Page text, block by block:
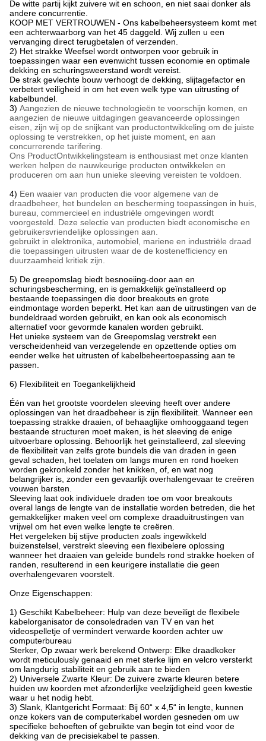
De witte partij kijkt zuivere wit en schoon, en niet saai donker als
andere concurrentie.
KOOP MET VERTROUWEN - Ons kabelbeheersysteem komt met
een achterwaarborg van het 45 daggeld. Wij zullen u een
vervanging direct terugbetalen of verzenden.
2) Het strakke Weefsel wordt ontworpen voor gebruik in
toepassingen waar een evenwicht tussen economie en optimale
dekking en schuringsweerstand wordt vereist.
De strak gevlechte bouw verhoogt de dekking, slijtagefactor en
verbetert veiligheid in om het even welk type van uitrusting of
kabelbundel.
3) Aangezien de nieuwe technologieën te voorschijn komen, en
aangezien de nieuwe uitdagingen geavanceerde oplossingen
eisen, zijn wij op de snijkant van productontwikkeling om de juiste
oplossing te verstrekken, op het juiste moment, en aan
concurrerende tarifering.
Ons ProductOntwikkelingsteam is enthousiast met onze klanten
werken helpen de nauwkeurige producten ontwikkelen en
produceren om aan hun unieke sleeving vereisten te voldoen.
4) Een waaier van producten die voor algemene van de
draadbeheer, het bundelen en bescherming toepassingen in huis,
bureau, commercieel en industriële omgevingen wordt
voorgesteld. Deze selectie van producten biedt economische en
gebruikersvriendelijke oplossingen aan.
gebruikt in elektronika, automobiel, mariene en industriële draad
die toepassingen uitrusten waar de de kostenefficiency en
duurzaamheid kritiek zijn.
5) De greepomslag biedt besnoeiing-door aan en
schuringsbescherming, en is gemakkelijk geïnstalleerd op
bestaande toepassingen die door breakouts en grote
eindmontage worden beperkt. Het kan aan de uitrustingen van de
bundeldraad worden gebruikt, en kan ook als economisch
alternatief voor gevormde kanalen worden gebruikt.
Het unieke systeem van de Greepomslag verstrekt een
verscheidenheid van verzegelende en opzettende opties om
eender welke het uitrusten of kabelbeheertoepassing aan te
passen.
6) Flexibiliteit en Toegankelijkheid
Één van het grootste voordelen sleeving heeft over andere
oplossingen van het draadbeheer is zijn flexibiliteit. Wanneer een
toepassing strakke draaien, of behaaglijke omhooggaand tegen
bestaande structuren moet maken, is het sleeving de enige
uitvoerbare oplossing. Behoorlijk het geïnstalleerd, zal sleeving
de flexibiliteit van zelfs grote bundels die van draden in geen
geval schaden, het toelaten om langs muren en rond hoeken
worden gekronkeld zonder het knikken, of, en wat nog
belangrijker is, zonder een gevaarlijk overhalengevaar te creëren
vouwen barsten.
Sleeving laat ook individuele draden toe om voor breakouts
overal langs de lengte van de installatie worden betreden, die het
gemakkelijker maken veel om complexe draaduitrustingen van
vrijwel om het even welke lengte te creëren.
Het vergeleken bij stijve producten zoals ingewikkeld
buizenstelsel, verstrekt sleeving een flexibelere oplossing
wanneer het draaien van geleide bundels rond strakke hoeken of
randen, resulterend in een keurigere installatie die geen
overhalengevaren voorstelt.
Onze Eigenschappen:
1) Geschikt Kabelbeheer: Hulp van deze beveiligt de flexibele
kabelorganisator de consoledraden van TV en van het
videospelletje of vermindert verwarde koorden achter uw
computerbureau
Sterker, Op zwaar werk berekend Ontwerp: Elke draadkoker
wordt meticulously genaaid en met sterke lijm en velcro versterkt
om langdurig stabiliteit en gebruik aan te bieden
2) Universele Zwarte Kleur: De zuivere zwarte kleuren betere
huiden uw koorden met afzonderlijke veelzijdigheid geen kwestie
waar u het nodig hebt.
3) Slank, Klantgericht Formaat: Bij 60“ x 4,5“ in lengte, kunnen
onze kokers van de computerkabel worden gesneden om uw
specifieke behoeften of gebruikte van begin tot eind voor de
dekking van de precisiekabel te passen.